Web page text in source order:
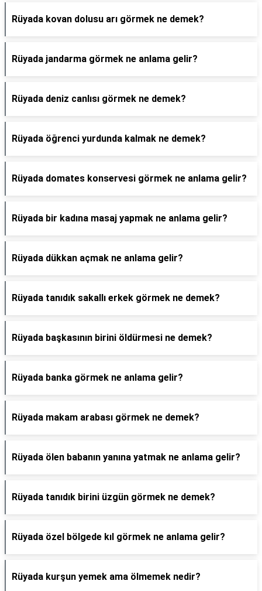
Rüyada kovan dolusu arı görmek ne demek?
Rüyada jandarma görmek ne anlama gelir?
Rüyada deniz canlısı görmek ne demek?
Rüyada öğrenci yurdunda kalmak ne demek?
Rüyada domates konservesi görmek ne anlama gelir?
Rüyada bir kadına masaj yapmak ne anlama gelir?
Rüyada dükkan açmak ne anlama gelir?
Rüyada tanıdık sakallı erkek görmek ne demek?
Rüyada başkasının birini öldürmesi ne demek?
Rüyada banka görmek ne anlama gelir?
Rüyada makam arabası görmek ne demek?
Rüyada ölen babanın yanına yatmak ne anlama gelir?
Rüyada tanıdık birini üzgün görmek ne demek?
Rüyada özel bölgede kıl görmek ne anlama gelir?
Rüyada kurşun yemek ama ölmemek nedir?